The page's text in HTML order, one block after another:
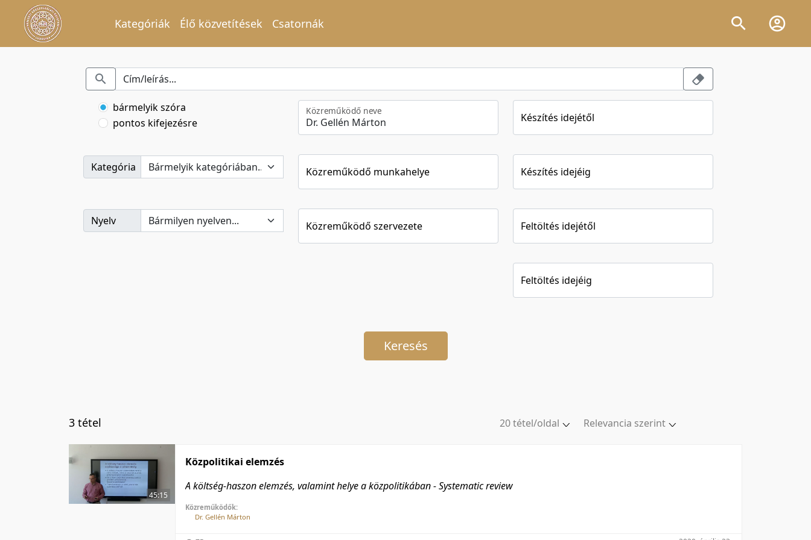
Kategóriák Élő közvetítések Csatornák
bármelyik szóra
pontos kifejezésre
Kategória
Nyelv
Közreműködő neve
Közreműködő munkahelye
Közreműködő szervezete
Készítés idejétől
Készítés idejéig
Feltöltés idejétől
Feltöltés idejéig
Keresés
Relevancia szerint
3 tétel
20 tétel/oldal
20 tétel/oldal
45:15
Közpolitikai elemzés
A költség-haszon elemzés, valamint helye a közpolitikában - Systematic review
Közreműködők:
Dr. Gellén Márton